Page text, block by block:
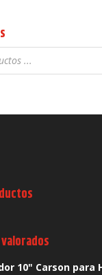
10" Carson para